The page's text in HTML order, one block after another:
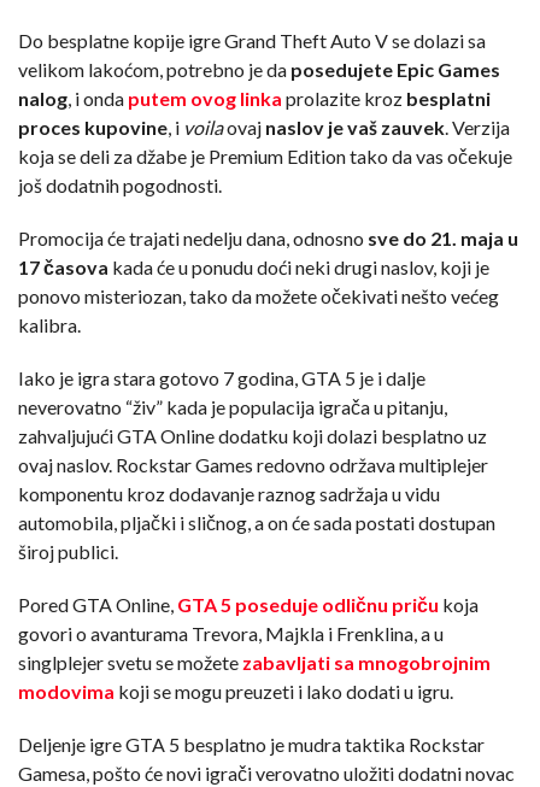
Do besplatne kopije igre Grand Theft Auto V se dolazi sa
velikom lakoćom, potrebno je da posedujete Epic Games
nalog , i onda putem ovog linka prolazite kroz besplatni
proces kupovine , i voilaovaj naslov je vaš zauvek . Verzija
koja se deli za džabe je Premium Edition tako da vas očekuje
još dodatnih pogodnosti.
Promocija će trajati nedelju dana, odnosno sve do 21. maja u
17 časova kada će u ponudu doći neki drugi naslov, koji je
ponovo misteriozan, tako da možete očekivati nešto većeg
kalibra.
Iako je igra stara gotovo 7 godina, GTA 5 je i dalje
neverovatno “živ” kada je populacija igrača u pitanju,
zahvaljujući GTA Online dodatku koji dolazi besplatno uz
ovaj naslov. Rockstar Games redovno održava multiplejer
komponentu kroz dodavanje raznog sadržaja u vidu
automobila, pljački i sličnog, a on će sada postati dostupan
široj publici.
Pored GTA Online, GTA 5 poseduje odličnu priču koja
govori o avanturama Trevora, Majkla i Frenklina, a u
singlplejer svetu se možete zabavljati sa mnogobrojnim
modovima koji se mogu preuzeti i lako dodati u igru.
Deljenje igre GTA 5 besplatno je mudra taktika Rockstar
Gamesa, pošto će novi igrači verovatno uložiti dodatni novac